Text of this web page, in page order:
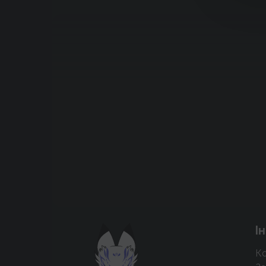
крутих нововведень
Підтримати проєкт